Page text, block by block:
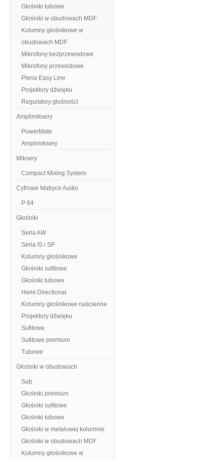
Głośniki tubowe
Głośniki w obudowach MDF
Kolumny głośnikowe w
obudowach MDF
Mikrofony bezprzewodowe
Mikrofony przewodowe
Plena Easy Line
Projektory dźwięku
Regulatory głośności
Amplimiksery
PowerMate
Amplimiksery
Miksery
Compact Mixing System
Cyfrowe Matryce Audio
P 64
Głośniki
Seria AW
Seria IS i SP
Kolumny głośnikowe
Głośniki sufitowe
Głośniki tubowe
Hemi Directional
Kolumny głośnikowe naścienne
Projektory dźwięku
Sufitowe
Sufitowe premium
Tubowe
Głośniki w obudowach
Sub
Głośniki premium
Głośniki sufitowe
Głośniki tubowe
Głośniki w metalowej kolumnie
Głośniki w obudowach MDF
Kolumny głośnikowe w